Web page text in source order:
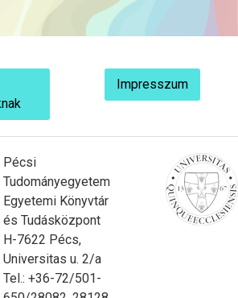
Impresszum
Pécsi
Tudományegyetem
Egyetemi Könyvtár
és Tudásközpont
H-7622 Pécs,
Universitas u. 2/a
Tel.: +36-72/501-